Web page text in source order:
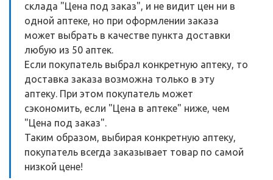
склада "Цена под заказ", и не видит цен ни в
одной аптеке, но при оформлении заказа
может выбрать в качестве пункта доставки
любую из 50 аптек.
Если покупатель выбрал конкретную аптеку, то
доставка заказа возможна только в эту
аптеку. При этом покупатель может
сэкономить, если "Цена в аптеке" ниже, чем
"Цена под заказ".
Таким образом, выбирая конкретную аптеку,
покупатель всегда заказывает товар по самой
низкой цене!